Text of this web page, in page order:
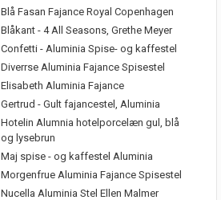
Blå Fasan Fajance Royal Copenhagen
Blåkant - 4 All Seasons, Grethe Meyer
Confetti - Aluminia Spise- og kaffestel
Diverrse Aluminia Fajance Spisestel
Elisabeth Aluminia Fajance
Gertrud - Gult fajancestel, Aluminia
Hotelin Alumnia hotelporcelæn gul, blå
og lysebrun
Maj spise - og kaffestel Aluminia
Morgenfrue Aluminia Fajance Spisestel
Nucella Aluminia Stel Ellen Malmer